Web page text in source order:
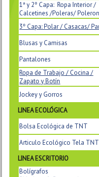
1ª y 2º Capa: Ropa Interior /
Calcetines /Poleras/
3º Capa: Polar / Casacas/
Blusas y Camisas
Pantalones
Ropa de Trabajo / Cocina /
Zapato y Botín
Jockey y Gorros
LINEAECOLÓGICA
Bolsa Ecológica de TNT
Articulo Ecológico Tela TNT
LINEA ESCRITORIO
Bolígrafos